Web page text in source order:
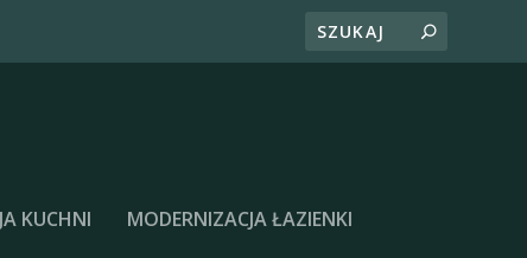
KUCHNI MODERNIZACJA ŁAZIENKI